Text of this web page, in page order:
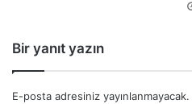
Bir yanıt yazın
E-posta adresiniz yayınlanmayacak.